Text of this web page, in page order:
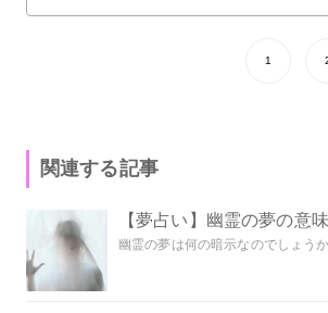
1
関連する記事
【夢占い】幽霊の夢の意
幽霊の夢は何の暗示なのでしょう